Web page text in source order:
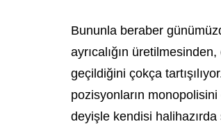
Bununla beraber
ayrıcalığın
geçildiğini çokça
pozisyonların
deyişle kendisi halihazırda